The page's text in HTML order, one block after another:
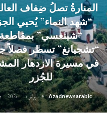
المنارةُ تصلُ ضِفاف
“شهد النماء” يُحيي
“شينغسي”
“تشجيانغ” تسطر فصلاً
في مسيرة الازدهار
للجُزر
Azadnewsarabic يوليو 15, 2026